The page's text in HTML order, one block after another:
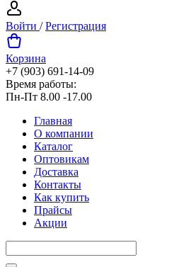
Войти /Регистрация
Корзина
+7 (903) 691-14-09
Время работы:
Пн-Пт 8.00 -17.00
Главная
О компании
Каталог
Оптовикам
Доставка
Контакты
Как купить
Прайсы
Акции